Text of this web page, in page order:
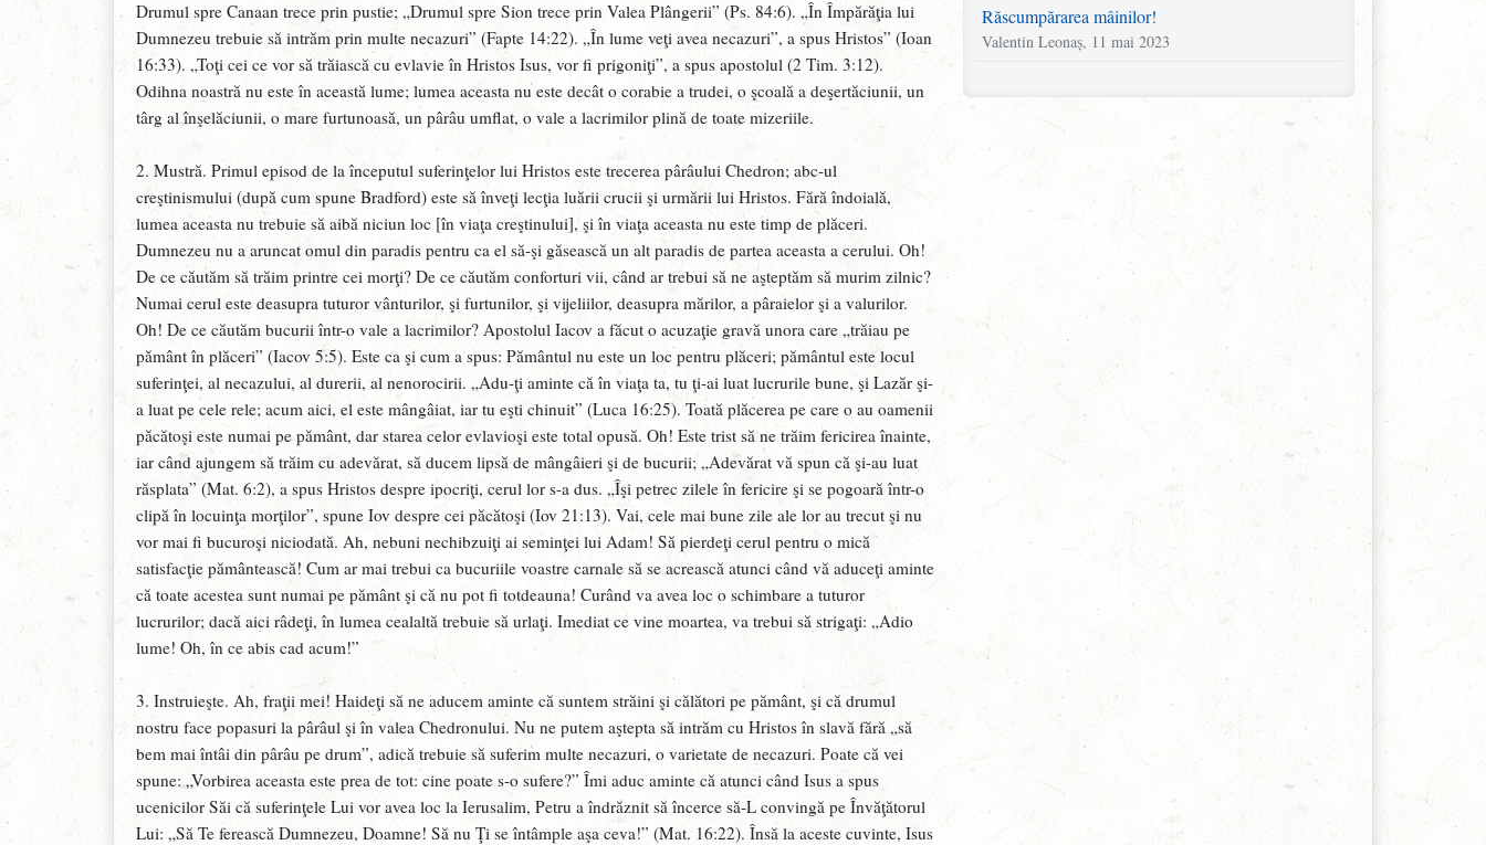
Drumul spre Canaan trece prin pustie; „Drumul spre Sion trece prin Valea Plângerii” (Ps. 84:6). „În Împărăţia lui
Dumnezeu trebuie să intrăm prin multe necazuri” (Fapte 14:22). „În lume veţi avea necazuri”, a spus Hristos” (Ioan
16:33). „Toţi cei ce vor să trăiască cu evlavie în Hristos Isus, vor fi prigoniţi”, a spus apostolul (2 Tim. 3:12).
Odihna noastră nu este în această lume; lumea aceasta nu este decât o corabie a trudei, o şcoală a deşertăciunii, un
târg al înşelăciunii, o mare furtunoasă, un pârâu umflat, o vale a lacrimilor plină de toate mizeriile.
2. Mustră. Primul episod de la începutul suferinţelor lui Hristos este trecerea pârâului Chedron; abc-ul
creştinismului (după cum spune Bradford) este să înveţi lecţia luării crucii şi urmării lui Hristos. Fără îndoială,
lumea aceasta nu trebuie să aibă niciun loc [în viaţa creştinului], şi în viaţa aceasta nu este timp de plăceri.
Dumnezeu nu a aruncat omul din paradis pentru ca el să-şi găsească un alt paradis de partea aceasta a cerului. Oh!
De ce căutăm să trăim printre cei morţi? De ce căutăm conforturi vii, când ar trebui să ne aşteptăm să murim zilnic?
Numai cerul este deasupra tuturor vânturilor, şi furtunilor, şi vijeliilor, deasupra mărilor, a pâraielor şi a valurilor.
Oh! De ce căutăm bucurii într-o vale a lacrimilor? Apostolul Iacov a făcut o acuzaţie gravă unora care „trăiau pe
pământ în plăceri” (Iacov 5:5). Este ca şi cum a spus: Pământul nu este un loc pentru plăceri; pământul este locul
suferinţei, al necazului, al durerii, al nenorocirii. „Adu-ţi aminte că în viaţa ta, tu ţi-ai luat lucrurile bune, şi Lazăr şi-
a luat pe cele rele; acum aici, el este mângâiat, iar tu eşti chinuit” (Luca 16:25). Toată plăcerea pe care o au oamenii
păcătoşi este numai pe pământ, dar starea celor evlavioşi este total opusă. Oh! Este trist să ne trăim fericirea înainte,
iar când ajungem să trăim cu adevărat, să ducem lipsă de mângâieri şi de bucurii; „Adevărat vă spun că şi-au luat
răsplata” (Mat. 6:2), a spus Hristos despre ipocriţi, cerul lor s-a dus. „Îşi petrec zilele în fericire şi se pogoară într-o
clipă în locuinţa morţilor”, spune Iov despre cei păcătoşi (Iov 21:13). Vai, cele mai bune zile ale lor au trecut şi nu
vor mai fi bucuroşi niciodată. Ah, nebuni nechibzuiţi ai seminţei lui Adam! Să pierdeţi cerul pentru o mică
satisfacţie pământească! Cum ar mai trebui ca bucuriile voastre carnale să se acrească atunci când vă aduceţi aminte
că toate acestea sunt numai pe pământ şi că nu pot fi totdeauna! Curând va avea loc o schimbare a tuturor
lucrurilor; dacă aici râdeţi, în lumea cealaltă trebuie să urlaţi. Imediat ce vine moartea, va trebui să strigaţi: „Adio
lume! Oh, în ce abis cad acum!”
3. Instruieşte. Ah, fraţii mei! Haideţi să ne aducem aminte că suntem străini şi călători pe pământ, şi că drumul
nostru face popasuri la pârâul şi în valea Chedronului. Nu ne putem aştepta să intrăm cu Hristos în slavă fără „să
bem mai întâi din pârâu pe drum”, adică trebuie să suferim multe necazuri, o varietate de necazuri. Poate că vei
spune: „Vorbirea aceasta este prea de tot: cine poate s-o sufere?” Îmi aduc aminte că atunci când Isus a spus
ucenicilor Săi că suferinţele Lui vor avea loc la Ierusalim, Petru a îndrăznit să încerce să-L convingă pe Învăţătorul
Lui: „Să Te ferească Dumnezeu, Doamne! Să nu Ţi se întâmple aşa ceva!” (Mat. 16:22). Însă la aceste cuvinte, Isus
Răscumpărarea mâinilor!
Valentin Leonaș, 11 mai 2023
Sarea fără puterea de a săra, lumina fără lumină
Martyn Lloyd-Jones, 11 aprilie 2023
Lăsați jocurile! Ocupați-vă de vițel!
Valentin Leonaș, 22 noiembrie 2022
Un capitol din cartea „Mărturia lui Howell Harris”
Howell Harris, 05 martie 2022
Fragment relevant pentru zilele noastre din cartea
„Predici despre trezire”
C.H. Spurgeon, 07 februarie 2022
Fragment dintr-un comentariu asupra Cântarii
MLJ despre aroganța celor care susțin încetarea
Martyn Lloyd-Jones, 31 octombrie 2021
Valoarea timpului și importanța răscumpărării
acestuia
Jonathan Edwards, 19 iulie 2021
Despre răscumpărarea vremii
John Wesley, 05 iulie 2021
Odihna veșnică a sfinților